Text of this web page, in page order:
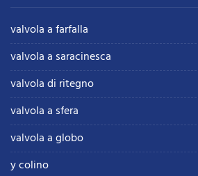
valvola a farfalla
valvola a saracinesca
valvola di ritegno
valvola a sfera
valvola a globo
y colino